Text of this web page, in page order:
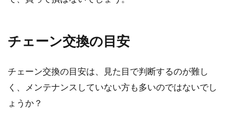
チェーン交換の目安
チェーン交換の目安は、見た目で判断するのが難し
く、メンテナンスしていない方も多いのではないでし
ょうか？